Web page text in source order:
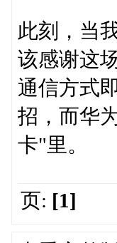
此刻，当
该感谢这
通信方式
招，而华
卡"里。
页: [1]